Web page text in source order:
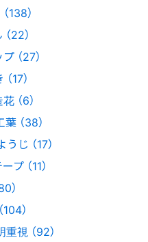
138）
22）
（27）
17）
（6）
（38）
じ （17）
プ （11）
）
）
視 （92）